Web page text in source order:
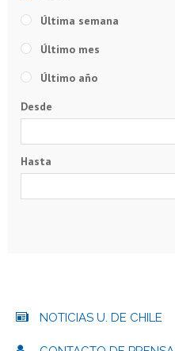
Última semana
Último mes
Último año
Desde
Hasta
NOTICIAS U. DE CHILE